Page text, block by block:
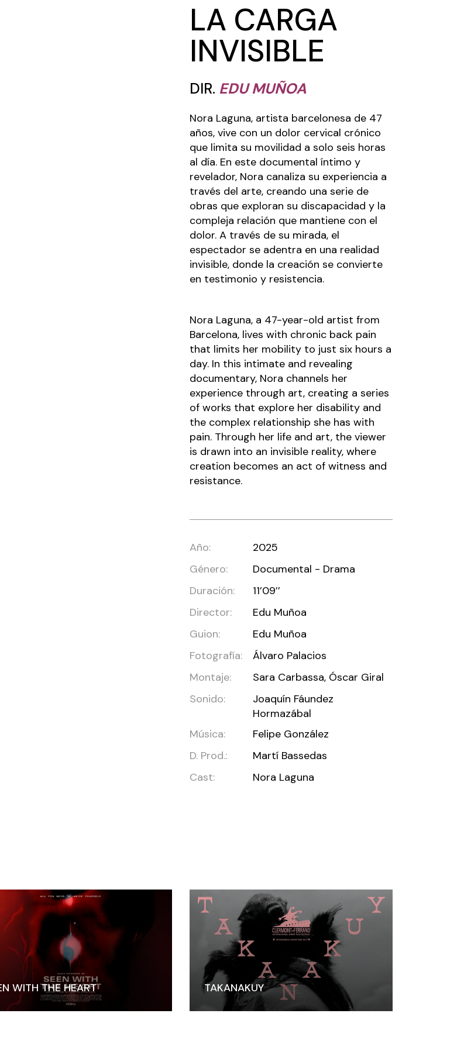
LA CARGA
INVISIBLE
DIR. EDU MUÑOA
Nora Laguna, artista barcelonesa de 47
años, vive con un dolor cervical crónico
que limita su movilidad a solo seis horas
al día. En este documental íntimo y
revelador, Nora canaliza su experiencia a
través del arte, creando una serie de
obras que exploran su discapacidad y la
compleja relación que mantiene con el
dolor. A través de su mirada, el
espectador se adentra en una realidad
invisible, donde la creación se convierte
en testimonio y resistencia.
Nora Laguna, a 47-year-old artist from
Barcelona, lives with chronic back pain
that limits her mobility to just six hours a
day. In this intimate and revealing
documentary, Nora channels her
experience through art, creating a series
of works that explore her disability and
the complex relationship she has with
pain. Through her life and art, the viewer
is drawn into an invisible reality, where
creation becomes an act of witness and
resistance.
Año:
2025
Género:
Documental - Drama
Duración:
11’09’’
Director:
Edu Muñoa
Guion:
Edu Muñoa
Fotografía:
Álvaro Palacios
Montaje:
Sara Carbassa, Óscar Giral
Sonido:
Joaquín Fáundez
Hormazábal
Música:
Felipe González
D. Prod.:
Martí Bassedas
Cast:
Nora Laguna
WITH THE HEART TAKANAKUY